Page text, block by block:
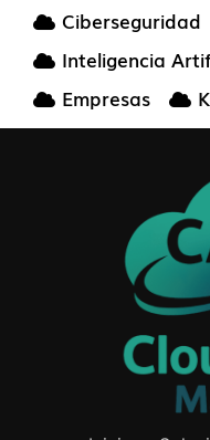
Ciberseguridad
Inteligencia
Empresas